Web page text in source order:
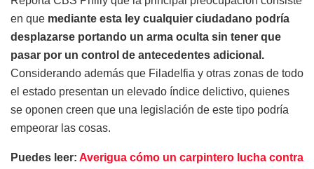
en que mediante esta ley cualquier ciudadano podría
desplazarse portando un arma oculta sin tener que
pasar por un control de antecedentes adicional.
Considerando además que Filadelfia y otras zonas de todo
el estado presentan un elevado índice delictivo, quienes
se oponen creen que una legislación de este tipo podría
empeorar las cosas.
Puedes leer: Averigua cómo un carpintero lucha contra